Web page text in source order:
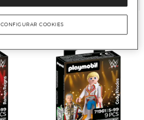
CONFIGURAR COOKIES